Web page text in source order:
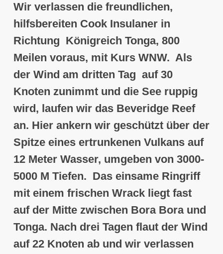
Wir verlassen die freundlichen,
hilfsbereiten Cook Insulaner in
Richtung Königreich Tonga, 800
Meilen voraus, mit Kurs WNW. Als
der Wind am dritten Tag auf 30
Knoten zunimmt und die See ruppig
wird, laufen wir das Beveridge Reef
an. Hier ankern wir geschützt über der
Spitze eines ertrunkenen Vulkans auf
12 Meter Wasser, umgeben von 3000-
5000 M Tiefen. Das einsame Ringriff
mit einem frischen Wrack liegt fast
auf der Mittezwischen Bora Boraund
Tonga. Nach drei Tagen flaut der Wind
auf 22 Knoten ab und wir verlassen